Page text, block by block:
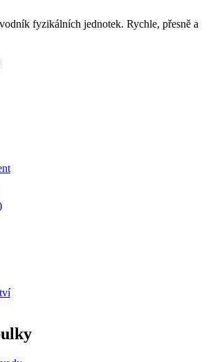
fyzikálních jednotek. Rychle, přesně a